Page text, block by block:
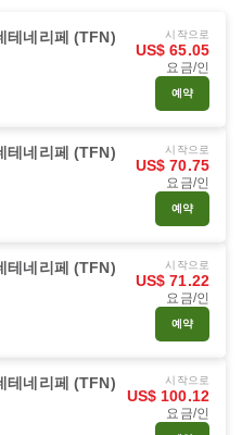
테네리페 (TFN) 시작으로
US$ 65.05
요금/인
예약
테네리페 (TFN) 시작으로
US$ 70.75
요금/인
예약
테네리페 (TFN) 시작으로
US$ 71.22
요금/인
예약
테네리페 (TFN) 시작으로
US$ 100.12
요금/인